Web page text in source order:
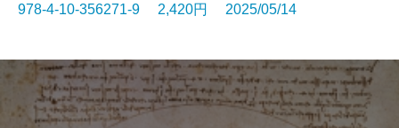
978-4-10-356271-9 2,420円 2025/05/14